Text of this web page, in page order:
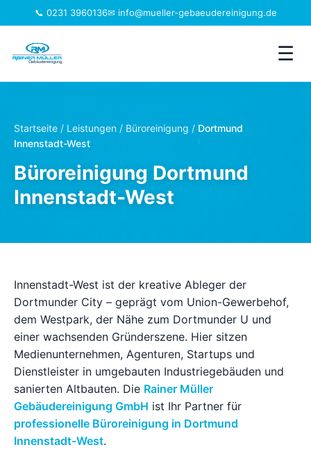
📞 0231 3960136✉ info@mueller-gebaeudereinigung.de
☰
Einzugsgebiet
Jobs
FAQ
Ratgeber
Kontakt
Jetzt anfragen
Startseite / Leistungen / Büroreinigung / Dortmund
Innenstadt-West
Büroreinigung Dortmund
Innenstadt-West
Innenstadt-West ist der kreative Ableger der
Dortmunder City – geprägt vom Union-Gewerbehof,
dem Westpark, der Nähe zum Dortmunder U und
einer wachsenden Gründerszene. Hier sitzen
Medienunternehmen, Agenturen, Startups und
Dienstleister in umgebauten Industriegebäuden und
sanierten Altbauten. Die Rainer Müller
Gebäudereinigung GmbH ist Ihr Partner für
professionelle Büroreinigung in Dortmund
Innenstadt-West.